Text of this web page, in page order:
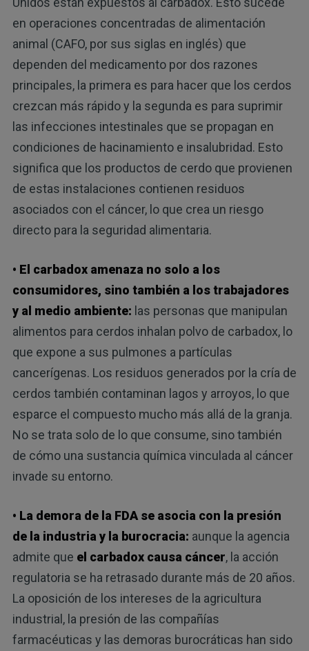
en operaciones concentradas de alimentación
animal (CAFO, por sus siglas en inglés) que
dependen del medicamento por dos razones
principales, la primera es para hacer que los cerdos
crezcan más rápido y la segunda es para suprimir
las infecciones intestinales que se propagan en
condiciones de hacinamiento e insalubridad. Esto
significa que los productos de cerdo que provienen
de estas instalaciones contienen residuos
asociados con el cáncer, lo que crea un riesgo
directo para la seguridad alimentaria.
• El carbadox amenaza no solo a los
consumidores, sino también a los trabajadores
y al medio ambiente: las personas que manipulan
alimentos para cerdos inhalan polvo de carbadox, lo
que expone a sus pulmones a partículas
cancerígenas. Los residuos generados por la cría de
cerdos también contaminan lagos y arroyos, lo que
esparce el compuesto mucho más allá de la granja.
No se trata solo de lo que consume, sino también
de cómo una sustancia química vinculada al cáncer
invade su entorno.
• La demora de la FDA se asocia con la presión
de la industria y la burocracia: aunque la agencia
admite que el carbadox causa cáncer, la acción
regulatoria se ha retrasado durante más de 20 años.
La oposición de los intereses de la agricultura
industrial, la presión de las compañías
farmacéuticas y las demoras burocráticas han sido